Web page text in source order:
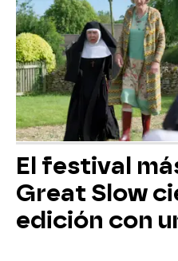
El festival
Great Slow
edición con